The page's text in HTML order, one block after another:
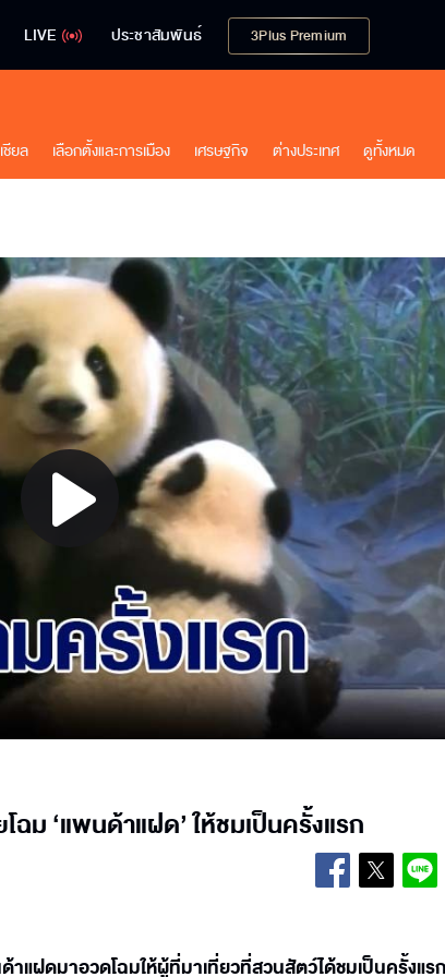
LIVE ประชาสัมพันธ์ 3Plus Premium
ชียล เลือกตั้งและการเมือง เศรษฐกิจ ต่างประเทศ ดูทั้งหมด
Play
Video
ม ‘แพนด้าแฝด’ ให้ชมเป็นครั้งแรก
แฝดมาอวดโฉมให้ผู้ที่มาเที่ยวที่สวนสัตว์ได้ชมเป็นครั้งแร